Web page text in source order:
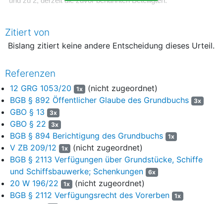
Vertrag vom 11. Juli 2023 den Grundbesitz an den Beteiligten
zu 3. Die Auflassung wurde erklärt. Die Beteiligten zu 4 bis 7
stimmten der Veräußerung und der Löschung des
nicht nur die Eigentumsumschreibung, sondern auch die
Löschung des hier streitgegenständlichen Nacherbenvermerks
(Abteilung II Nr. 2).
6
Mit Zwischenverfügung vom 29. Mai 2024 wies das
Grundbuchamt darauf hin, dass die Nacherben in dem
Erbschein nicht abschließend namentlich benannt seien. Da
nicht auszuschließen sei, dass in Zukunft weitere Abkömmlinge
hinzukämen, und dieser Umstand nicht urkundlich
nachgewiesen werden könne, sei die Mitwirkung eines Pflegers
für unbekannte Nacherben erforderlich. Zum Vollzug sei daher
Zitiert von
Bislang zitiert keine andere Entscheidung dieses Urteil.
Referenzen
12 GRG 1053/20 1x (nicht zugeordnet)
BGB § 892 Öffentlicher Glaube des Grundbuchs
3x
GBO § 13 3x
GBO § 22 3x
BGB § 894 Berichtigung des Grundbuchs 1x
V ZB 209/12 1x (nicht zugeordnet)
BGB § 2113 Verfügungen über Grundstücke, Schiffe
und Schiffsbauwerke; Schenkungen
6x
20 W 196/22 1x (nicht zugeordnet)
BGB § 2112 Verfügungsrecht des Vorerben
1x